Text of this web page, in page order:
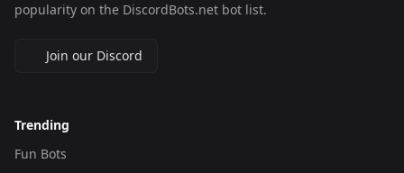
popularity on the DiscordBots.net bot list.
Join our Discord
Trending
Fun Bots